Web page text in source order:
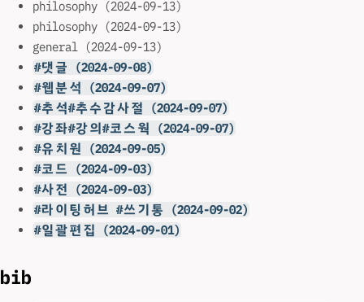
philosophy (2024-09-13)
philosophy (2024-09-13)
general (2024-09-13)
#댓글 (2024-09-08)
#웹분석 (2024-09-07)
#추석#추수감사절 (2024-09-07)
#강좌#강의#코스웍 (2024-09-07)
#유치원 (2024-09-05)
#코드 (2024-09-03)
#사전 (2024-09-03)
#라이팅허브 #쓰기통 (2024-09-02)
#일괄편집 (2024-09-01)
bib